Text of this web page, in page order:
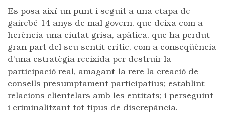
Es posa així un punt i seguit a una etapa de
gairebé 14 anys de mal govern, que deixa com a
herència una ciutat grisa, apàtica, que ha perdut
gran part del seu sentit crític, com a conseqüència
d’una estratègia reeixida per destruir la
participació real, amagant-la rere la creació de
consells presumptament participatius; establint
relacions clientelars amb les entitats; i perseguint
i criminalitzant tot tipus de discrepància.